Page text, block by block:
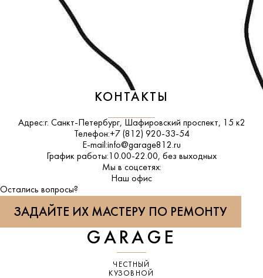
КОНТАКТЫ
Адрес:г. Санкт-Петербург, Шафировский проспект, 15 к2
Телефон:+7 (812) 920-33-54
E-mail:info@garage812.ru
График работы: 10.00-22.00, без выходных
Мы в соцсетях:
ВКонтакте
Наш офис
Остались вопросы?
ЗАДАЙТЕ ИХ МАСТЕРУ ПО РЕМОНТУ
GARAGE
ЧЕСТНЫЙ
КУЗОВНОЙ